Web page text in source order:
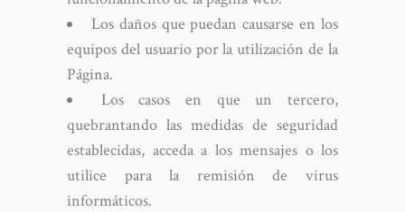
Los daños que puedan causarse en los
equipos del usuario por la utilización de la
Página.
Los casos en que un tercero,
quebrantando las medidas de seguridad
establecidas, acceda a los mensajes o los
utilice para la remisión de virus
informáticos.